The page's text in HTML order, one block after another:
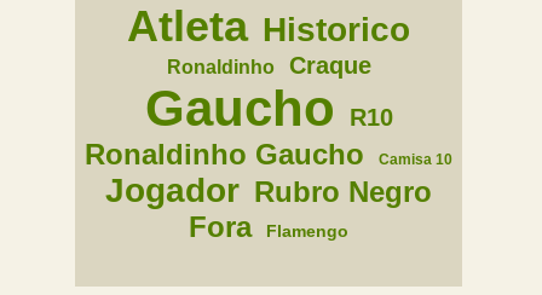
Atleta Historico
Ronaldinho Craque
Gaucho R10
Ronaldinho Gaucho Camisa 10
Jogador Rubro Negro
Fora
Flamengo